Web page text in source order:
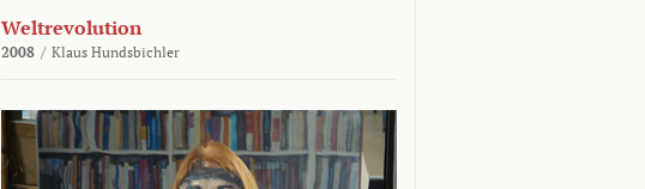
Weltrevolution
2008 / Klaus Hundsbichler